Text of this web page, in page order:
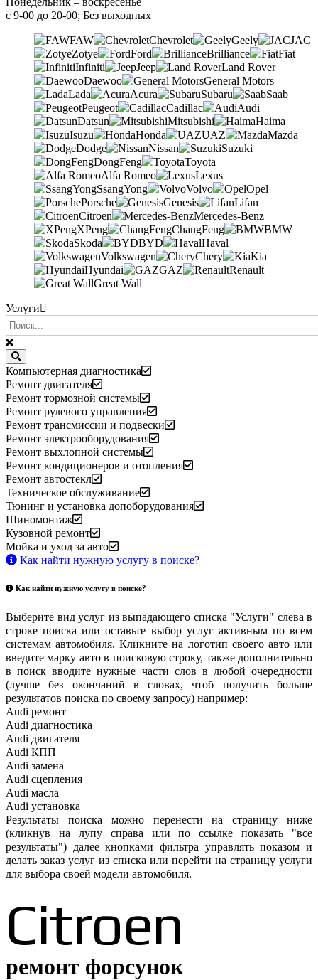
с 9-00 до 20-00; Без выходных
FAW Chevrolet Geely
JAC
Zotye
Ford Brilliance
Fiat
Infiniti
Jeep
Land Rover
Daewoo
General Motors
Lada
Acura Subaru
Saab
Peugeot
Cadillac
Audi
Datsun
Mitsubishi
Haima
Isuzu
Honda UAZ
Mazda
Dodge
Nissan
Suzuki
DongFeng
Toyota
Alfa Romeo
Lexus
SsangYong
Volvo
Opel
Porsche
Genesis
Lifan
Citroen
Mercedes-Benz
XPeng
ChangFeng
BMW
Skoda
BYD
Haval
Volkswagen
Chery
Kia
Hyundai
GAZ
Renault
Great Wall
Услуги
Компьютерная диагностика
Ремонт двигателя
Ремонт тормозной системы
Ремонт рулевого управления
Ремонт трансмиссии и подвески
Ремонт электрооборудования
Ремонт выхлопной системы
Ремонт кондиционеров и отопления
Ремонт автостекл
Техническое обслуживание
Тюнинг и установка допоборудования
Шиномонтаж
Кузовной ремонт
Мойка и уход за авто
Как найти нужную услугу в поиске?
Как найти нужную услугу в поиске?
Выберите вид услуг из выпадающего списка "Услуги" слева в
строке поиска или оставьте выбор услуг активным по всем
системам автомобиля. Кликните на логотип своего авто или
введите марку авто в поисковую строку, также дополнительно
в поиск вводите нужные части слов в любой очередности
(лучше без окончаний в словах, чтоб получить больше
результатов поиска по своему запросу) например:
Audi ремонт
Audi диагностика
Audi двигателя
Audi КПП
Audi замена
Audi сцепления
Audi масла
Audi установка
Результаты поиска можно перенести на страницу ниже
(кликнув на лупу справа или по ссылке показать "все
результаты") далее кнопками фильтра управлять показом и
делать заказ услуг из списка или перейти на страницу услуги
для выбора своей модели автомобиля.
Citroen
ремонт форсунок